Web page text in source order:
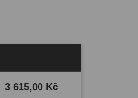
3 615,00 Kč